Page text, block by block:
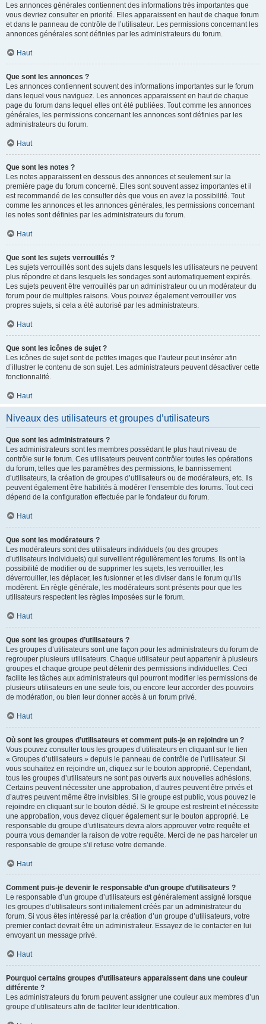
Les annonces générales contiennent des informations très importantes que
vous devriez consulter en priorité. Elles apparaissent en haut de chaque forum
et dans le panneau de contrôle de l’utilisateur. Les permissions concernant les
annonces générales sont définies par les administrateurs du forum.
Haut
Que sont les annonces ?
Les annonces contiennent souvent des informations importantes sur le forum
dans lequel vous naviguez. Les annonces apparaissent en haut de chaque
page du forum dans lequel elles ont été publiées. Tout comme les annonces
générales, les permissions concernant les annonces sont définies par les
administrateurs du forum.
Haut
Que sont les notes ?
Les notes apparaissent en dessous des annonces et seulement sur la
première page du forum concerné. Elles sont souvent assez importantes et il
est recommandé de les consulter dès que vous en avez la possibilité. Tout
comme les annonces et les annonces générales, les permissions concernant
les notes sont définies par les administrateurs du forum.
Haut
Que sont les sujets verrouillés ?
Les sujets verrouillés sont des sujets dans lesquels les utilisateurs ne peuvent
plus répondre et dans lesquels les sondages sont automatiquement expirés.
Les sujets peuvent être verrouillés par un administrateur ou un modérateur du
forum pour de multiples raisons. Vous pouvez également verrouiller vos
propres sujets, si cela a été autorisé par les administrateurs.
Haut
Que sont les icônes de sujet ?
Les icônes de sujet sont de petites images que l’auteur peut insérer afin
d’illustrer le contenu de son sujet. Les administrateurs peuvent désactiver cette
fonctionnalité.
Haut
Niveaux des utilisateurs et groupes d’utilisateurs
Que sont les administrateurs ?
Les administrateurs sont les membres possédant le plus haut niveau de
contrôle sur le forum. Ces utilisateurs peuvent contrôler toutes les opérations
du forum, telles que les paramètres des permissions, le bannissement
d’utilisateurs, la création de groupes d’utilisateurs ou de modérateurs, etc. Ils
peuvent également être habilités à modérer l’ensemble des forums. Tout ceci
dépend de la configuration effectuée par le fondateur du forum.
Haut
Que sont les modérateurs ?
Les modérateurs sont des utilisateurs individuels (ou des groupes
d’utilisateurs individuels) qui surveillent régulièrement les forums. Ils ont la
possibilité de modifier ou de supprimer les sujets, les verrouiller, les
déverrouiller, les déplacer, les fusionner et les diviser dans le forum qu’ils
modèrent. En règle générale, les modérateurs sont présents pour que les
utilisateurs respectent les règles imposées sur le forum.
Haut
Que sont les groupes d’utilisateurs ?
Les groupes d’utilisateurs sont une façon pour les administrateurs du forum de
regrouper plusieurs utilisateurs. Chaque utilisateur peut appartenir à plusieurs
groupes et chaque groupe peut détenir des permissions individuelles. Ceci
facilite les tâches aux administrateurs qui pourront modifier les permissions de
plusieurs utilisateurs en une seule fois, ou encore leur accorder des pouvoirs
de modération, ou bien leur donner accès à un forum privé.
Haut
Où sont les groupes d’utilisateurs et comment puis-je en rejoindre un ?
Vous pouvez consulter tous les groupes d’utilisateurs en cliquant sur le lien
« Groupes d’utilisateurs » depuis le panneau de contrôle de l’utilisateur. Si
vous souhaitez en rejoindre un, cliquez sur le bouton approprié. Cependant,
tous les groupes d’utilisateurs ne sont pas ouverts aux nouvelles adhésions.
Certains peuvent nécessiter une approbation, d’autres peuvent être privés et
d’autres peuvent même être invisibles. Si le groupe est public, vous pouvez le
rejoindre en cliquant sur le bouton dédié. Si le groupe est restreint et nécessite
une approbation, vous devez cliquer également sur le bouton approprié. Le
responsable du groupe d’utilisateurs devra alors approuver votre requête et
pourra vous demander la raison de votre requête. Merci de ne pas harceler un
responsable de groupe s’il refuse votre demande.
Haut
Comment puis-je devenir le responsable d’un groupe d’utilisateurs ?
Le responsable d’un groupe d’utilisateurs est généralement assigné lorsque
les groupes d’utilisateurs sont initialement créés par un administrateur du
forum. Si vous êtes intéressé par la création d’un groupe d’utilisateurs, votre
premier contact devrait être un administrateur. Essayez de le contacter en lui
envoyant un message privé.
Haut
Pourquoi certains groupes d’utilisateurs apparaissent dans une couleur
différente ?
Les administrateurs du forum peuvent assigner une couleur aux membres d’un
groupe d’utilisateurs afin de faciliter leur identification.